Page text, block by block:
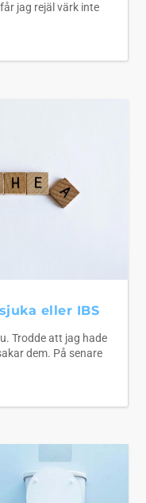
jag rejäl värk inte
eller IBS
Trodde att jag hade
dem. På senare